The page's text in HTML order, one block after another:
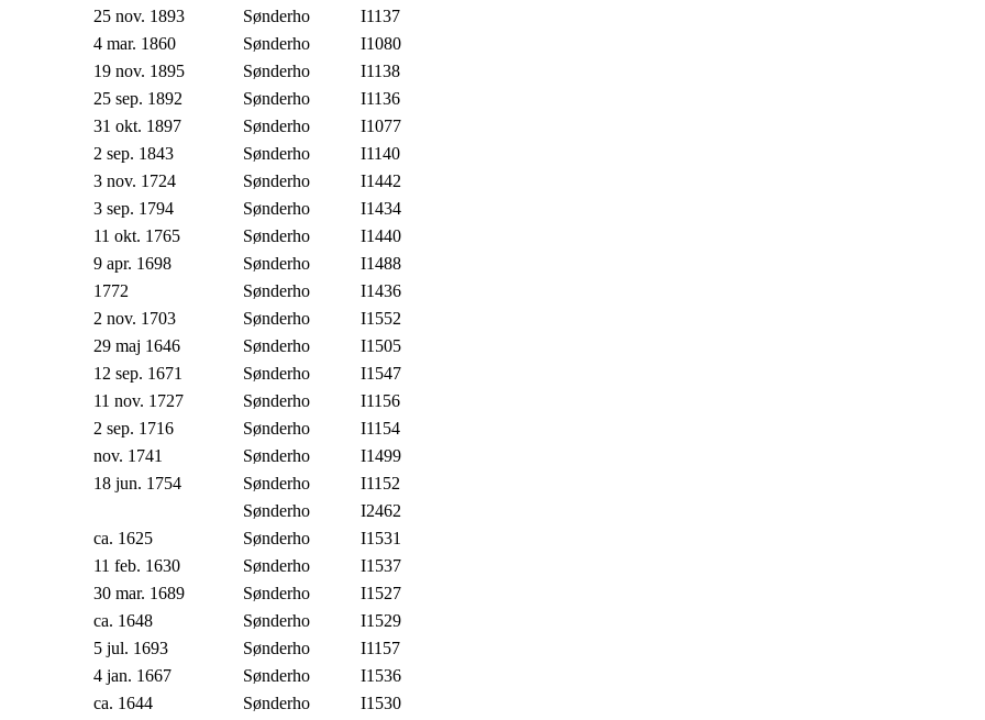
25 nov. 1893 Sønderho
I1137
4 mar. 1860 Sønderho
I1080
19 nov. 1895 Sønderho
I1138
25 sep. 1892 Sønderho
I1136
31 okt. 1897 Sønderho
I1077
2 sep. 1843 Sønderho
I1140
3 nov. 1724 Sønderho
I1442
3 sep. 1794 Sønderho
I1434
11 okt. 1765 Sønderho
I1440
9 apr. 1698 Sønderho
I1488
1772 Sønderho
I1436
2 nov. 1703 Sønderho
I1552
29 maj 1646 Sønderho
I1505
12 sep. 1671 Sønderho
I1547
11 nov. 1727 Sønderho
I1156
2 sep. 1716 Sønderho
I1154
nov. 1741 Sønderho
I1499
18 jun. 1754 Sønderho
I1152
Sønderho
I2462
ca. 1625 Sønderho
I1531
11 feb. 1630 Sønderho
I1537
30 mar. 1689 Sønderho
I1527
ca. 1648 Sønderho
I1529
5 jul. 1693 Sønderho
I1157
4 jan. 1667 Sønderho
I1536
ca. 1644 Sønderho
I1530